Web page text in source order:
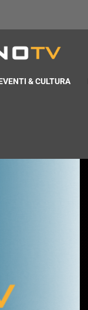
& CULTURA